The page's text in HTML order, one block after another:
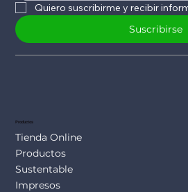
Quiero suscribirme y recibir
Suscribirse
Productos
Tienda Online
Productos
Sustentable
Impresos